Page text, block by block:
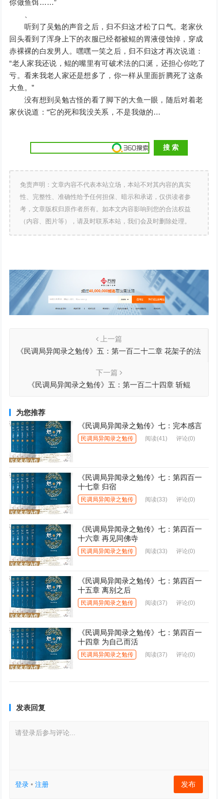
你做鱼饵……”
听到了吴勉的声音之后，归不归这才松了口气。老家伙
回头看到了浑身上下的衣服已经都被鲲的胃液侵蚀掉，穿成
赤裸裸的白发男人。嘿嘿一笑之后，归不归这才再次说道：
“老人家我还说，鲲的嘴里有可破术法的口涎，还担心你吃了
亏。看来我老人家还是想多了，你一样从里面折腾死了这条
大鱼。”
没有想到吴勉古怪的看了脚下的大鱼一眼，随后对着老
家伙说道：“它的死和我没关系，不是我做的…
免责声明：文章内容不代表本站立场，本站不对其内容的真实
性、完整性、准确性给予任何担保、暗示和承诺，仅供读者参
考，文章版权归原作者所有。如本文内容影响到您的合法权益
（内容、图片等），请及时联系本站，我们会及时删除处理。
上一篇
《民调局异闻录之勉传》五：第一百二十二章 花架子的法
下一篇
《民调局异闻录之勉传》五：第一百二十四章 斩鲲
为您推荐
《民调局异闻录之勉传》七：完本感言
民调局异闻录之勉传 阅读(41) 评论(0)
《民调局异闻录之勉传》七：第四百一
十七章 归宿
民调局异闻录之勉传 阅读(33) 评论(0)
《民调局异闻录之勉传》七：第四百一
十六章 再见同佛寺
民调局异闻录之勉传 阅读(33) 评论(0)
《民调局异闻录之勉传》七：第四百一
十五章 离别之后
民调局异闻录之勉传 阅读(37) 评论(0)
《民调局异闻录之勉传》七：第四百一
十四章 为自己而活
民调局异闻录之勉传 阅读(37) 评论(0)
发表回复
请登录后参与评论...
登录 •注册 发布